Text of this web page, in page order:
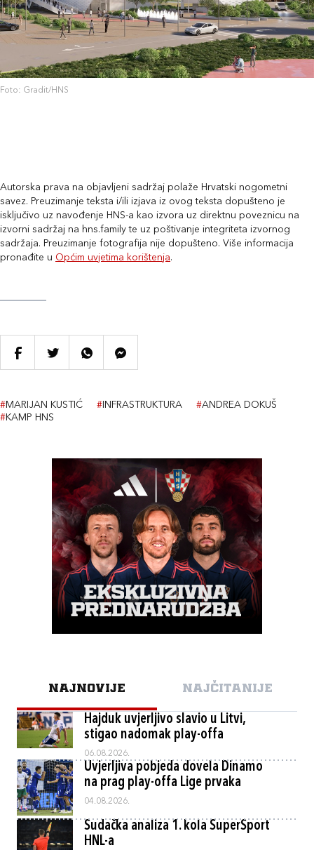
Foto: Gradit/HNS
Autorska prava na objavljeni sadržaj polaže Hrvatski nogometni
savez. Preuzimanje teksta i/ili izjava iz ovog teksta dopušteno je
isključivo uz navođenje HNS-a kao izvora uz direktnu poveznicu na
izvorni sadržaj na hns.family te uz poštivanje integriteta izvornog
sadržaja. Preuzimanje fotografija nije dopušteno. Više informacija
pronađite u Općim uvjetima korištenja.
#MARIJAN KUSTIĆ # INFRASTRUKTURA #ANDREA DOKUŠ
#KAMP HNS
NAJNOVIJE NAJČITANIJE
Hajduk uvjerljivo slavio u Litvi,
stigao nadomak play-offa
06.08.2026.
Uvjerljiva pobjeda dovela Dinamo
na prag play-offa Lige prvaka
04.08.2026.
Sudačka analiza 1. kola SuperSport
HNL-a